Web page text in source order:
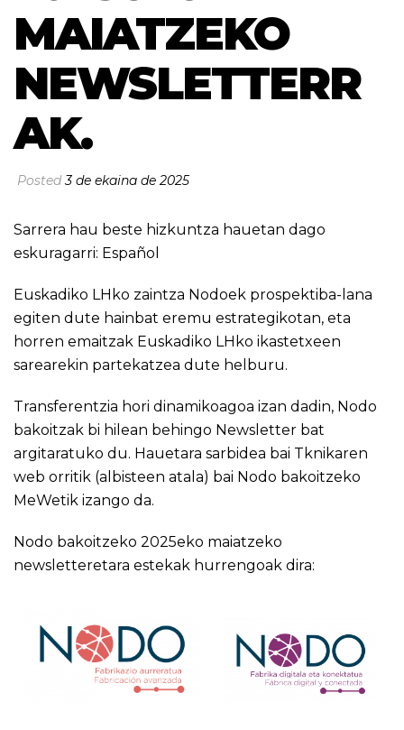
MAIATZEKO
NEWSLETTERR
AK.
Posted3 de ekaina de 2025
Sarrera hau beste hizkuntza hauetan dago
eskuragarri: Español
Euskadiko LHko zaintza Nodoek prospektiba-lana
egiten dute hainbat eremu estrategikotan, eta
horren emaitzak Euskadiko LHko ikastetxeen
sarearekin partekatzea dute helburu.
Transferentzia hori dinamikoagoa izan dadin, Nodo
bakoitzak bi hilean behingo Newsletter bat
argitaratuko du. Hauetara sarbidea bai Tknikaren
web orritik (albisteen atala) bai Nodo bakoitzeko
MeWetik izango da.
Nodo bakoitzeko 2025eko maiatzeko
newsletteretara estekak hurrengoak dira: